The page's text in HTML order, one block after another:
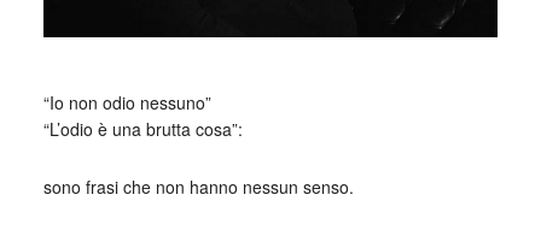
“Io non odio nessuno”
“L’odio è una brutta cosa”:
sono frasi che non hanno nessun senso.